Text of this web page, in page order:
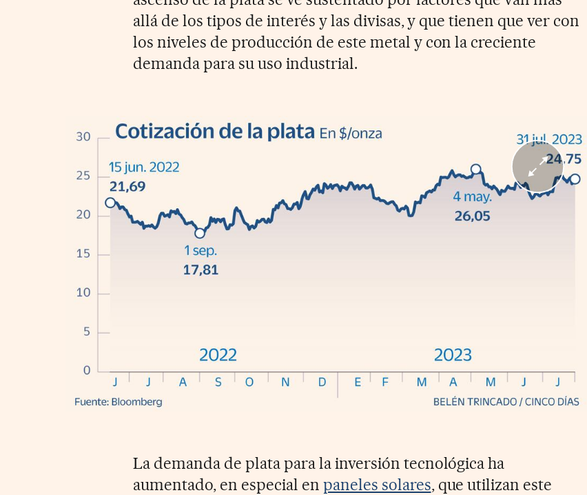
allá de los tipos de interés y las divisas, y que tienen que ver con
los niveles de producción de este metal y con la creciente
demanda para su uso industrial.
La demanda de plata para la inversión tecnológica ha
aumentado, en especial en paneles solares, que utilizan este